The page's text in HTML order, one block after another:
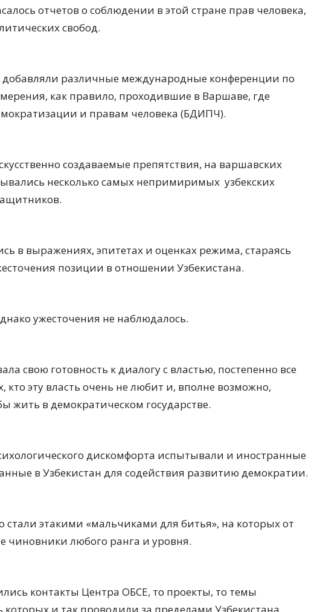
отчетов о соблюдении в этой стране прав человека,
свобод.
добавляли различные международные конференции по
как правило, проходившие в Варшаве, где
и правам человека (БДИПЧ).
создаваемые препятствия, на варшавских
несколько самых непримиримых узбекских
в выражениях, эпитетах и оценках режима, стараясь
позиции в отношении Узбекистана.
ужесточения не наблюдалось.
свою готовность к диалогу с властью, постепенно все
кто эту власть очень не любит и, вполне возможно,
жить в демократическом государстве.
дискомфорта испытывали и иностранные
в Узбекистан для содействия развитию демократии.
стали этакими «мальчиками для битья», на которых от
чиновники любого ранга и уровня.
контакты Центра ОБСЕ, то проекты, то темы